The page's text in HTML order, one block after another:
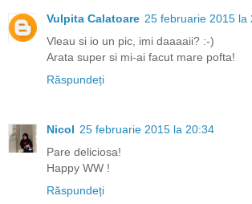
Vulpita Calatoare 25 februarie 2015 la
Vleau si io un pic, imi daaaaii? :-)
Arata super si mi-ai facut mare pofta!
Răspundeți
Nicol 25 februarie 2015 la 20:34
Pare deliciosa!
Happy WW !
Răspundeți